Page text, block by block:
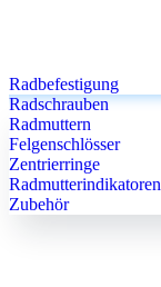
Radbefestigung
Radschrauben
Radmuttern
Felgenschlösser
Zentrierringe
Radmutterindikatoren
Zubehör